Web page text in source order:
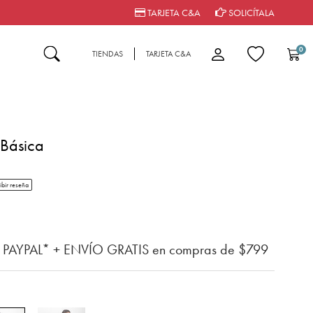
TARJETA C&A SOLICÍTALA
TIENDAS TARJETA C&A 0
del cliente
rating
reseña
+ ENVÍO GRATIS en compras de $799